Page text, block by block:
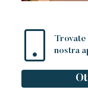
Trovate
nostra